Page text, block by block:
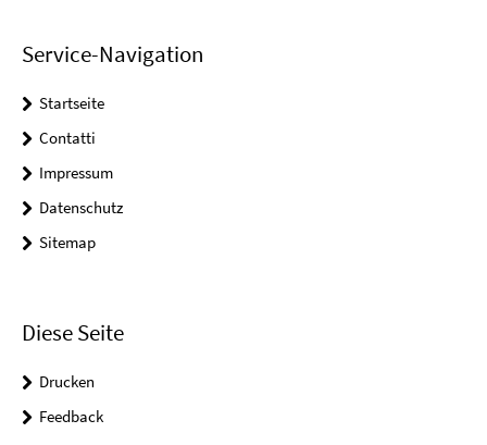
Service-Navigation
Startseite
Contatti
Impressum
Datenschutz
Sitemap
Diese Seite
Drucken
Feedback